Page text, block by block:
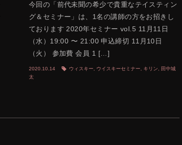
今回の「前代未聞の希少で貴重なテイスティン
グ＆セミナー」は、1名の講師の方をお招きし
ております 2020年セミナー vol.5 11月11日
（水）19:00 〜 21:00 申込締切 11月10日
（火） 参加費 会員 1 […]
2020.10.14 ウィスキー, ウイスキーセミナー, キリン, 田中城
太